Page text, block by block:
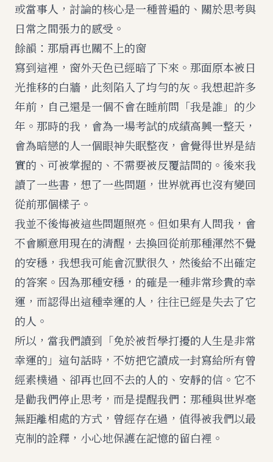
或當事人，討論的核心是一種普遍的、關於思考與
日常之間張力的感受。
餘韻：那扇再也關不上的窗
寫到這裡，窗外天色已經暗了下來。那面原本被日
光推移的白牆，此刻陷入了均勻的灰。我想起許多
年前，自己還是一個不會在睡前問「我是誰」的少
年。那時的我，會為一場考試的成績高興一整天，
會為暗戀的人一個眼神失眠整夜，會覺得世界是結
實的、可被掌握的、不需要被反覆詰問的。後來我
讀了一些書，想了一些問題，世界就再也沒有變回
從前那個樣子。
我並不後悔被這些問題照亮。但如果有人問我，會
不會願意用現在的清醒，去換回從前那種渾然不覺
的安穩，我想我可能會沉默很久，然後給不出確定
的答案。因為那種安穩，的確是一種非常珍貴的幸
運，而認得出這種幸運的人，往往已經是失去了它
的人。
所以，當我們讀到「免於被哲學打擾的人生是非常
幸運的」這句話時，不妨把它讀成一封寫給所有曾
經素樸過、卻再也回不去的人的、安靜的信。它不
是勸我們停止思考，而是提醒我們：那種與世界毫
無距離相處的方式，曾經存在過，值得被我們以最
克制的詮釋，小心地保護在記憶的留白裡。